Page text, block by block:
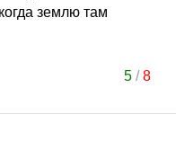
землю там
5/8